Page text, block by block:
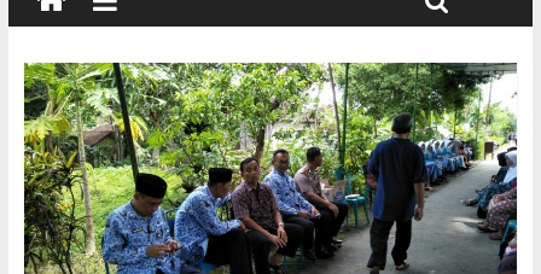
Patroli KRYD Polsek Baki Sisir Titik Rawan, Cegah 3C hingga
Patroli Blue Light Polsek Nguter Sasar Perbankan hingga
Permukiman, Antisipasi 3C dan Gangguan Kamtibmas
Blue Light Patrol Polsek Tawangsari Sisir Belasan Desa, Cegah
Kejahatan 3C dan Gangguan Kamtibmas